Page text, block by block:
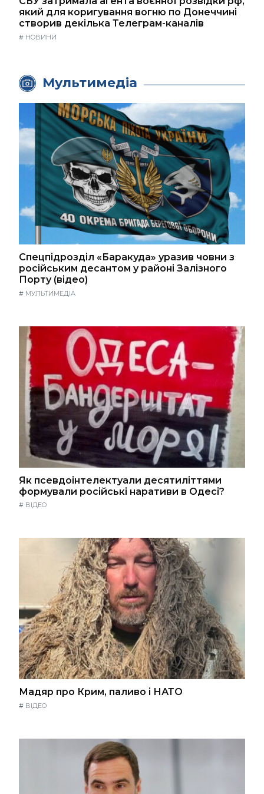
який для коригування вогню по Донеччині
створив декілька Телеграм-каналів
# НОВИНИ
Мультимедіа
Спецпідрозділ «Баракуда» уразив човни з
російським десантом у районі Залізного
Порту (відео)
# МУЛЬТИМЕДІА
Як псевдоінтелектуали десятиліттями
формували російські наративи в Одесі?
# ВІДЕО
Мадяр про Крим, паливо і НАТО
# ВІДЕО